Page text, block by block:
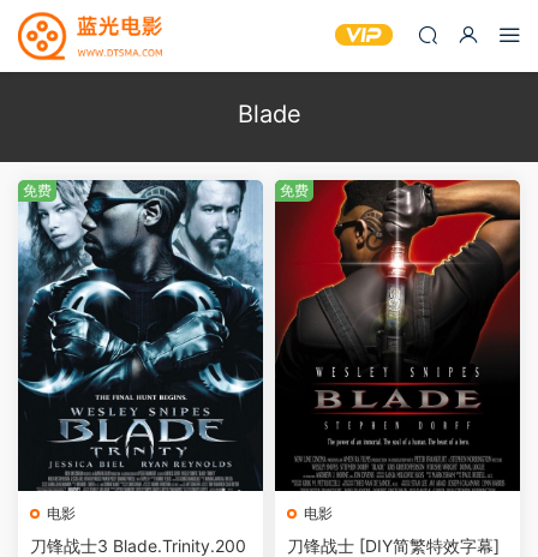
Blade
电影
刀锋战士3 Blade.Trinity.200
免费
电影
刀锋战士 [DIY简繁特效字幕]
免费